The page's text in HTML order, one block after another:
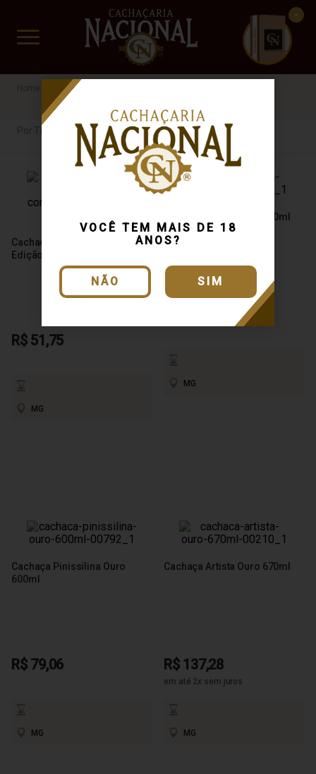
VOCÊ TEM MAIS DE 18
ANOS?
NÃO SIM
www.cachacarianacional.com.br
CUIDADO FRÁGIL
Cachaça
Cachaça Duim Tradição
Edição Comemorativa 700ml
R$ 51,75
MG
Cachaça Artista Ouro 600ml
MG
Cachaça Pinissilina Ouro
600ml
R$ 79,06
MG
Cachaça Artista Ouro 670ml
R$ 137,28
em até 2x sem juros
MG